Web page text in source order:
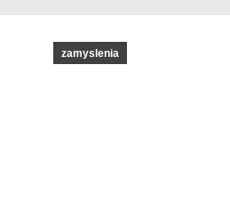
zamyslenia